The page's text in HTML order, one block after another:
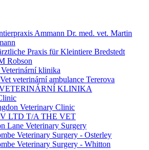
Ammann Dr. med. vet. Martin
Praxis für Kleintiere Bredstedt
Robson
klinika
veterinární ambulance Tererova
KLINIKA
Veterinary Clinic
LTD T/A THE VET
Lane Veterinary Surgery
Veterinary Surgery - Osterley
Veterinary Surgery - Whitton